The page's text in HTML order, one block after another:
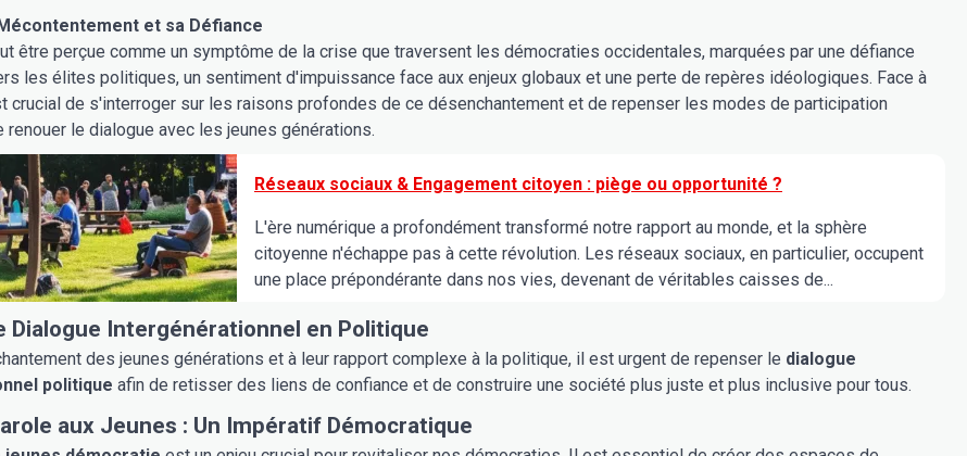
et sa Défiance
être perçue comme un symptôme de la crise que traversent les démocraties occidentales, marquées par une défiance
les élites politiques, un sentiment d'impuissance face aux enjeux globaux et une perte de repères idéologiques. Face à
crucial de s'interroger sur les raisons profondes de ce désenchantement et de repenser les modes de participation
renouer le dialogue avec les jeunes générations.
Réseaux sociaux & Engagement citoyen : piège ou opportunité ?
L'ère numérique a profondément transformé notre rapport au monde, et la sphère
citoyenne n'échappe pas à cette révolution. Les réseaux sociaux, en particulier, occupent
une place prépondérante dans nos vies, devenant de véritables caisses de...
Dialogue Intergénérationnel en Politique
des jeunes générations et à leur rapport complexe à la politique, il est urgent de repenser le dialogue
politique afin de retisser des liens de confiance et de construire une société plus juste et plus inclusive pour tous.
aux Jeunes : Un Impératif Démocratique